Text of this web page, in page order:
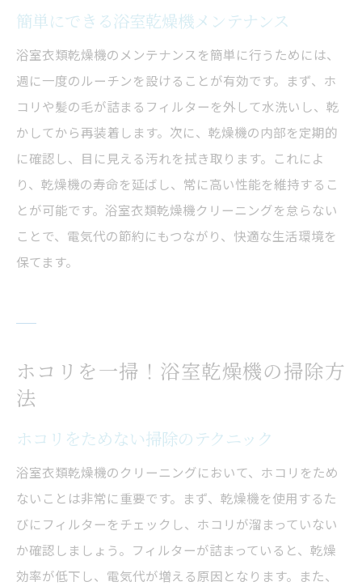
簡単にできる浴室乾燥機メンテナンス
浴室衣類乾燥機のメンテナンスを簡単に行うためには、
週に一度のルーチンを設けることが有効です。まず、ホ
コリや髪の毛が詰まるフィルターを外して水洗いし、乾
かしてから再装着します。次に、乾燥機の内部を定期的
に確認し、目に見える汚れを拭き取ります。これによ
り、乾燥機の寿命を延ばし、常に高い性能を維持するこ
とが可能です。浴室衣類乾燥機クリーニングを怠らない
ことで、電気代の節約にもつながり、快適な生活環境を
保てます。
ホコリを一掃！浴室乾燥機の掃除方
法
ホコリをためない掃除のテクニック
浴室衣類乾燥機のクリーニングにおいて、ホコリをため
ないことは非常に重要です。まず、乾燥機を使用するた
びにフィルターをチェックし、ホコリが溜まっていない
か確認しましょう。フィルターが詰まっていると、乾燥
効率が低下し、電気代が増える原因となります。また、